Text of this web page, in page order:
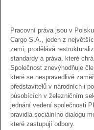
Pracovní práva jsou v
Cargo S.A., jeden z
zemi, prodělává
standardy a práva, které
Společnost znevýhodňuje
které se nespravedlivě
představitelů v národních i
působících v železničním
jednání vedení společnosti
pravidla sociálního dialogu
které zastupují odbory.